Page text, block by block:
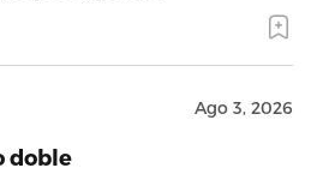
Ago 3, 2026
doble